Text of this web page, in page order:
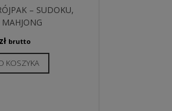
– SUDOKU,
zł brutto
KOSZYKA